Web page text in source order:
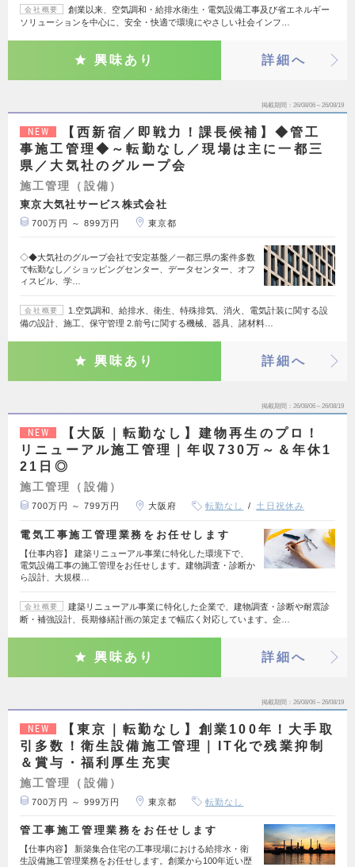
会社概要
創業以来、空気調和・給排水衛生・電気設備工事及び省エネルギー
ソリューションを中心に、安全・快適で環境にやさしい社会インフ…
興味あり 詳細へ
掲載期間 26/08/06～26/08/19
NEW
【西新宿／即戦力！課長候補】◆管工
事施工管理◆～転勤なし／現場は主に一都三
県／大気社のグループ会
施工管理（設備）
東京大気社サービス株式会社
700万円 ～ 899万円 東京都
◇◆大気社のグループ会社で安定基盤／一都三県の案件多数
で転勤なし／ショッピングセンター、データセンター、オフ
ィスビル、学…
会社概要
1.空気調和、給排水、衛生、特殊排気、消火、電気計装に関する設
備の設計、施工、保守管理 2.前号に関する機械、器具、諸材料…
興味あり 詳細へ
掲載期間 26/08/06～26/08/19
NEW
【大阪｜転勤なし】建物再生のプロ！
リニューアル施工管理｜年収730万～＆年休1
21日◎
施工管理（設備）
700万円 ～ 799万円 大阪府 転勤なし 土日祝休み
電気工事施工管理業務をお任せします
【仕事内容】 建築リニューアル事業に特化した環境下で、
電気設備工事の施工管理をお任せします。建物調査・診断か
ら設計、大規模…
会社概要
建築リニューアル事業に特化した企業で、建物調査・診断や耐震診
断・補強設計、長期修繕計画の策定まで幅広く対応しています。企…
興味あり 詳細へ
掲載期間 26/08/06～26/08/19
NEW
【東京｜転勤なし】創業100年！大手取
引多数！衛生設備施工管理｜IT化で残業抑制
＆賞与・福利厚生充実
施工管理（設備）
700万円 ～ 999万円 東京都 転勤なし
管工事施工管理業務をお任せします
【仕事内容】 新築集合住宅の工事現場における給排水・衛
生設備施工管理業務をお任せします。創業から100年近い歴